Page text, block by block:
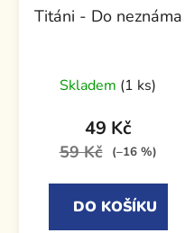
Titáni - Do neznáma
Skladem (1 ks)
49 Kč
59 Kč (–16 %)
DO KOŠÍKU